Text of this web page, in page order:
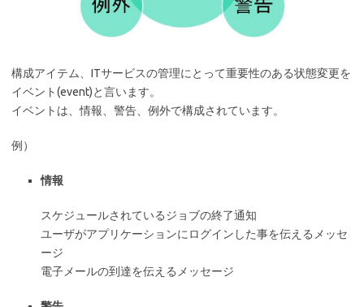
構成アイテム、ITサービスの管理にとって重要性のある状態変更を
イベント(event)と言います。
イベントは、情報、警告、例外で構成されています。
例）
情報
スケジュールされているジョブの終了通知
ユーザがアプリケーションにログインした事を伝えるメッセ
ージ
電子メールの到達を伝えるメッセージ